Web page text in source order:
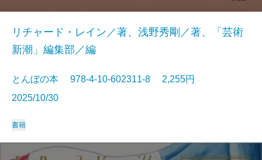
リチャード・レイン／著、浅野秀剛／著、「芸術
新潮」編集部／編
とんぼの本 978-4-10-602311-8 2,255円
2025/10/30
書籍